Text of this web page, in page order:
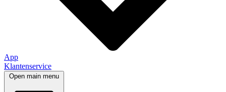
App
Klantenservice
Open main menu